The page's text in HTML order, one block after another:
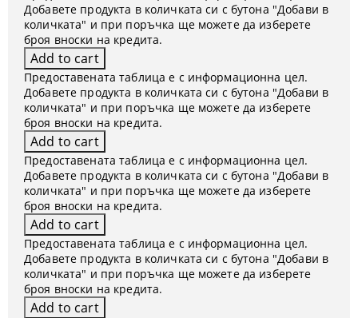
Добавете продукта в количката си с бутона "Добави в
количката" и при поръчка ще можете да изберете
броя вноски на кредита.
Предоставената таблица е с информационна цел.
Добавете продукта в количката си с бутона "Добави в
количката" и при поръчка ще можете да изберете
броя вноски на кредита.
Предоставената таблица е с информационна цел.
Добавете продукта в количката си с бутона "Добави в
количката" и при поръчка ще можете да изберете
броя вноски на кредита.
Предоставената таблица е с информационна цел.
Добавете продукта в количката си с бутона "Добави в
количката" и при поръчка ще можете да изберете
броя вноски на кредита.